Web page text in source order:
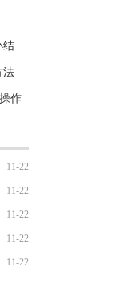
结
法
作
11-22
11-22
11-22
11-22
11-22